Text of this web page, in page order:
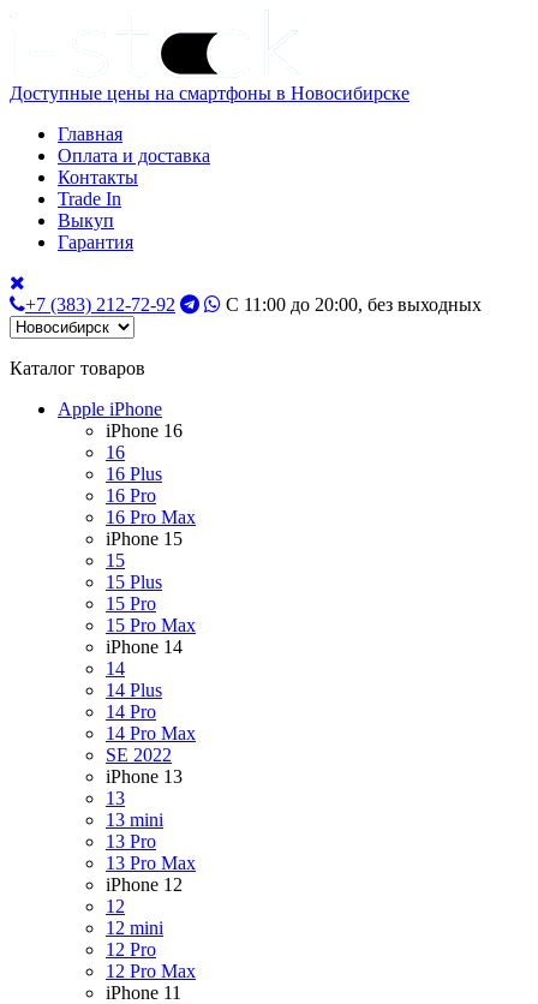
Доступные цены на смартфоны в Новосибирске
Главная
Оплата и доставка
Контакты
Trade In
Выкуп
Гарантия
+7 (383) 212-72-92 С 11:00 до 20:00, без выходных
Каталог товаров
Apple iPhone
iPhone 16
16
16 Plus
16 Pro
16 Pro Max
iPhone 15
15
15 Plus
15 Pro
15 Pro Max
iPhone 14
14
14 Plus
14 Pro
14 Pro Max
SE 2022
iPhone 13
13
13 mini
13 Pro
13 Pro Max
iPhone 12
12
12 mini
12 Pro
12 Pro Max
iPhone 11